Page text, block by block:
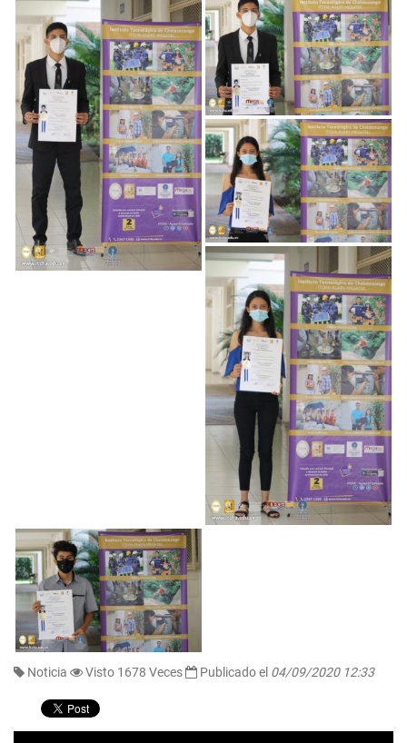
Noticia Visto 1678 Veces Publicado el 04/09/2020 12:33